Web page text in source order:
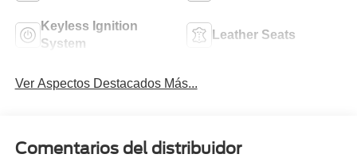
Keyless Ignition
System
Leather Seats
Ver Aspectos Destacados Más...
Comentarios del distribuidor